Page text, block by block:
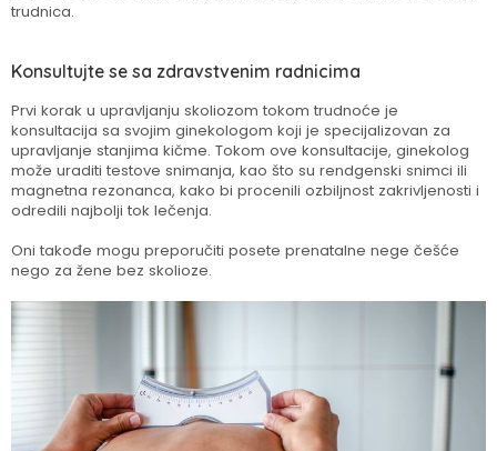
trudnica.
Konsultujte se sa zdravstvenim radnicima
Prvi korak u upravljanju skoliozom tokom trudnoće je
konsultacija sa svojim ginekologom koji je specijalizovan za
upravljanje stanjima kičme. Tokom ove konsultacije, ginekolog
može uraditi testove snimanja, kao što su rendgenski snimci ili
magnetna rezonanca, kako bi procenili ozbiljnost zakrivljenosti i
odredili najbolji tok lečenja.
Oni takođe mogu preporučiti posete prenatalne nege češće
nego za žene bez skolioze.